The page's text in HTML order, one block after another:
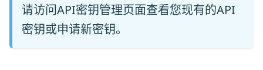
请访问API密钥管理页面查看您现有的API
密钥或申请新密钥。